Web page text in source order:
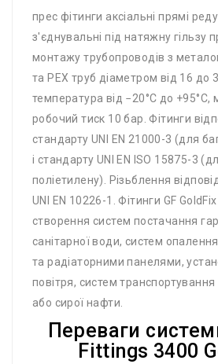
прес фітинги аксіальні прямі
з'єднувальні під натяжну гільзу
монтажу трубопроводів з
та PEX труб діаметром від 16 до
температура від −20°С до +95°С,
робочий тиск 10 бар. Фітинги
стандарту UNI EN 21000-3 (для
і стандарту UNI EN ISO 15875-3
поліетилену). Різьблення
UNI EN 10226-1. Фітинги GF
створення систем постачання
санітарної води, систем
та радіаторними панелями,
повітря, систем транспортування
або сирої нафти.
Переваги
Fittings 3400